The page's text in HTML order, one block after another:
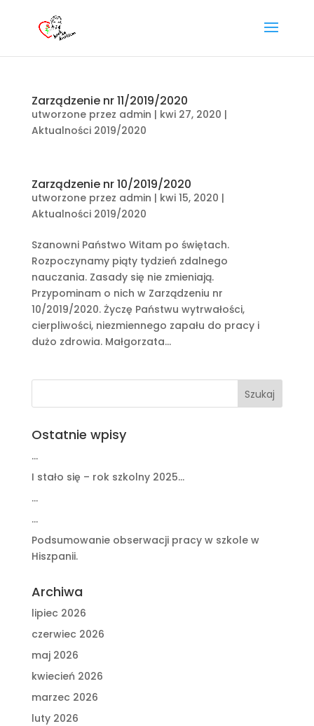
Zarządzenie nr 11/2019/2020
utworzone przez admin | kwi 27, 2020 |
Aktualności 2019/2020
Zarządzenie nr 10/2019/2020
utworzone przez admin | kwi 15, 2020 |
Aktualności 2019/2020
Szanowni Państwo Witam po świętach.
Rozpoczynamy piąty tydzień zdalnego
nauczania. Zasady się nie zmieniają.
Przypominam o nich w Zarządzeniu nr
10/2019/2020. Życzę Państwu wytrwałości,
cierpliwości, niezmiennego zapału do pracy i
dużo zdrowia. Małgorzata...
Ostatnie wpisy
…
I stało się – rok szkolny 2025…
…
…
Podsumowanie obserwacji pracy w szkole w
Hiszpanii.
Archiwa
lipiec 2026
czerwiec 2026
maj 2026
kwiecień 2026
marzec 2026
luty 2026